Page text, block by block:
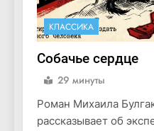
КЛАССИКА
Собачье сердце
29 минуты
Роман Михаила
рассказывает об